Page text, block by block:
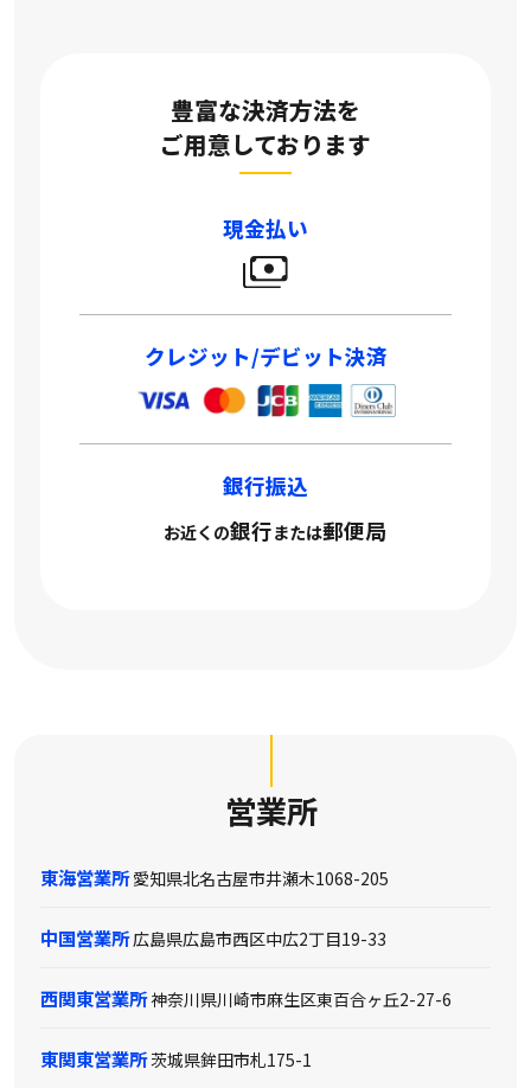
豊富な決済方法を
ご用意しております
現金払い
クレジット/デビット決済
銀行振込
お近くの銀行または郵便局
営業所
東海営業所 愛知県北名古屋市井瀬木1068-205
中国営業所 広島県広島市西区中広2丁目19-33
西関東営業所神奈川県川崎市麻生区東百合ヶ丘2-27-6
東関東営業所茨城県鉾田市札175-1